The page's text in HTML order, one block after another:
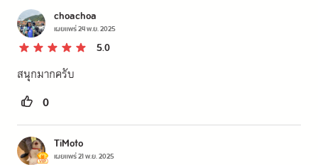
choachoa
เผยแพร่24 พ.ย. 2025
5.0
สนุกมากครับ
0
TiMoto
เผยแพร่21 พ.ย. 2025